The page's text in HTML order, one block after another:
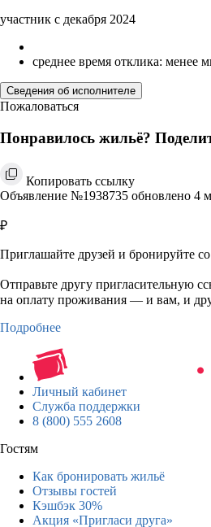
участник с декабря 2024
среднее время отклика: менее
Сведения об исполнителе
Пожаловаться
Понравилось жильё?
Копировать ссылку
Объявление №1938735 обновлено 4
₽
Приглашайте друзей и бронируйте
Отправьте другу пригласительную
на оплату проживания — и вам, и
Подробнее
Личный кабинет
Служба поддержки
8 (800) 555 2608
Гостям
Как бронировать жильё
Отзывы гостей
Кэшбэк 30%
Акция «Пригласи друга»